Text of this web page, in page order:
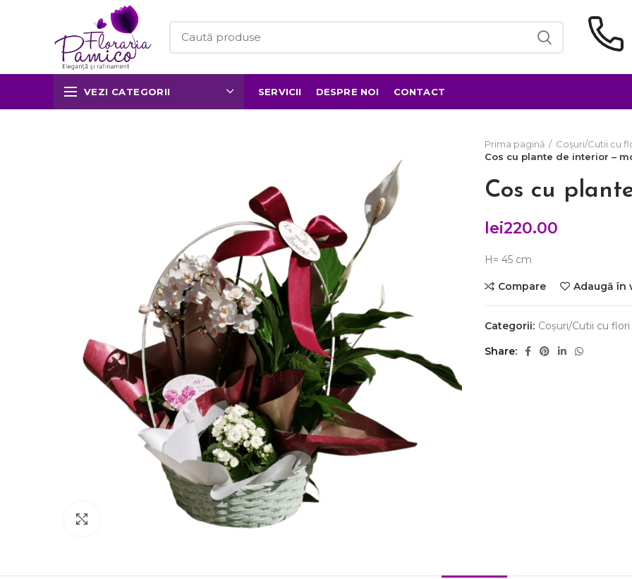
VEZI CATEGORII SERVICII DESPRE NOI CONTACT
Prima pagină
Coșuri/Cutii cu
Cos cu plante de interior –
Cos cu
lei220.00
H= 45 cm
Compare Adaugă în
Categorii: Coșuri/Cutii cu flori
Share